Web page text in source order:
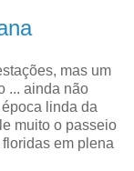
mas um
... ainda não
linda da
muito o passeio
em plena